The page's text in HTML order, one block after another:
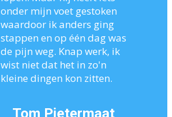
onder mijn voet gestoken
waardoor ik anders ging
stappen en op één dag was
de pijn weg. Knap werk, ik
wist niet dat het in zo'n
kleine dingen kon zitten.
Tom Pietermaat